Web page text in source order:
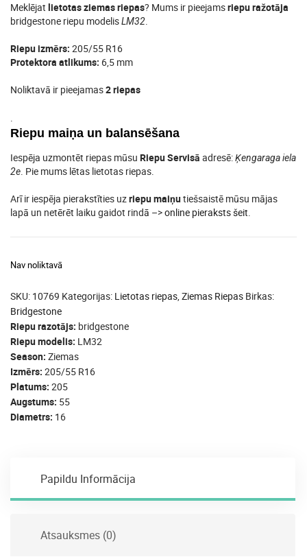
Meklējat lietotas ziemas riepas? Mums ir pieejamsriepu ražotāja
bridgestone riepu modelisLM32.
Riepu izmērs: 205/55 R16
Protektora atlikums: 6,5 mm
Noliktavā ir pieejamas2 riepas
.
Riepu maiņa un balansēšana
Iespēja uzmontēt riepas mūsu Riepu Servisā adresē:Ķengaraga iela
2e. Pie mums lētas lietotas riepas.
Arī ir iespēja pierakstīties uzriepu maiņutiešsaistē mūsu mājas
lapā un netērēt laiku gaidot rindā –>online pieraksts šeit.
Nav noliktavā
SKU: 10769 Kategorijas: Lietotas riepas, Ziemas Riepas Birkas:
Bridgestone
Riepu razotājs bridgestone
Riepu modelis LM32
Season Ziemas
Izmērs 205/55 R16
Platums 205
Augstums 55
Diametrs 16
Papildu Informācija
Atsauksmes (0)